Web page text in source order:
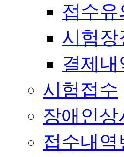
접수유
시험장
결제내
시험접수
장애인상
접수내역